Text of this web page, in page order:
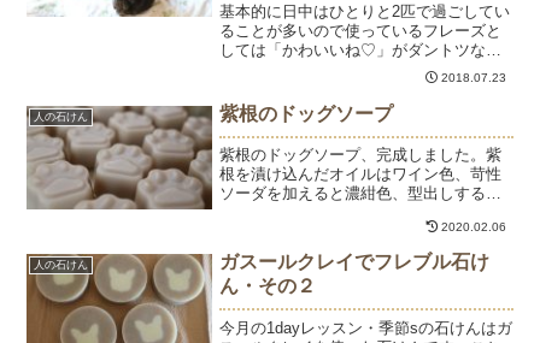
基本的に日中はひとりと2匹で過ごしてい
ることが多いので使っているフレーズと
しては「かわいいね♡」がダントツなの
ですが7月に入ってからはかわいいね♡を
超えて「あっついねぇ」が一番だと思い
ます。。。＊お休みのお知らせ＊8月11日
（土）～20日（...
2018.07.23
人の石けん 紫根のドッグソープ
紫根のドッグソープ、完成しました。紫
根を漬け込んだオイルはワイン色、苛性
ソーダを加えると濃紺色、型出しすると
紫色になります。本日よりショッピング
サイトで販売しています。教室でもお求
めいただけますのでお近...
2020.02.06
人の石けん
ガスールクレイでフレブル石け
ん・その２
今月の1dayレッスン・季節sの石けんはガ